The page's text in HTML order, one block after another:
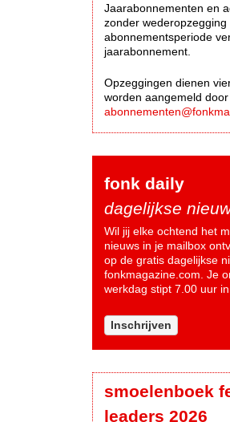
Jaarabonnementen en
zonder
abonnementsperiode
jaarabonnement.
Opzeggingen dienen
worden aangemeld
fonk daily
dagelijkse
Wil jij elke ochtend het
nieuws in je mailbox
op de gratis dagelijkse
fonkmagazine.com. Je
werkdag stipt 7.00 uur in
Inschrijven
smoelenboek
leaders 2026